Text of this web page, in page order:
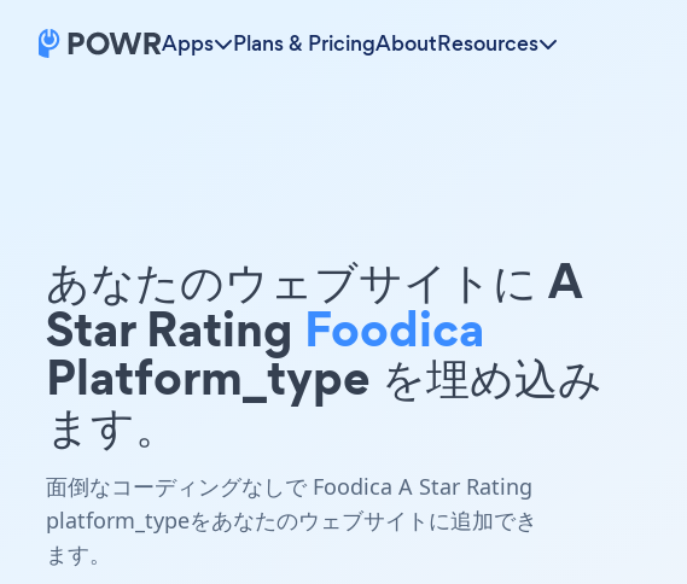
Apps Plans & PricingAboutResources
あなたのウェブサイトに A
Star Rating Foodica
Platform_type を埋め込み
ます。
面倒なコーディングなしで Foodica A Star Rating
platform_typeをあなたのウェブサイトに追加でき
ます。